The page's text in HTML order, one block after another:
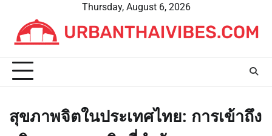
content
Thursday, August 6, 2026
สุขภาพจิตในประเทศไทย: การเข้าถึง